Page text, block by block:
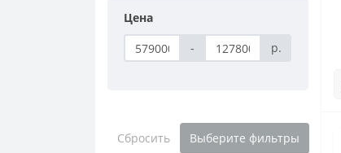
Цена
-
р.
Сбросить Выберите фильтры